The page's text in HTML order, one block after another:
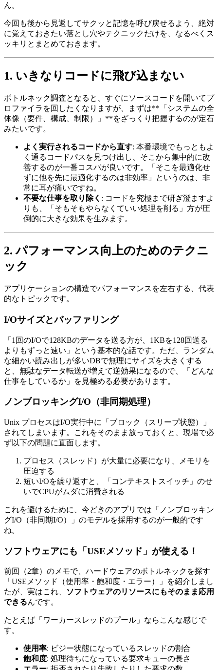
ん。
今回も後から見返してサクッと記憶を呼び戻せるよう、絶対
に覚えておきたい落とし穴やテクニックだけを、なるべくス
ッキリとまとめておきます。
1. いきなりコードに飛び込まない
ボトルネック調査となると、すぐにソースコードを開いてプ
ロファイラを回したくなりますが、まずは**「システムの全
体像（要件、構成、制限）」**をざっくり把握するのが定石
みたいです。
よく実行されるコードから直す: 本番環境でもっともよ
く通るコードパスを見つけ出し、そこから集中的に改
善するのが一番コスパが良いです。「そこを最適化せ
ずに他を先に最適化するのは非効率」というのは、非
常に耳が痛いですね。
不要な仕事を取り除く : コードを究極まで研ぎ澄ますよ
りも、「そもそもやらなくていい処理を削る」方が圧
倒的に大きな効果を生みます。
2. パフォーマンス向上のためのテクニ
ック
アプリケーションの構造でパフォーマンスを左右する、代表
的なトピックです。
I/Oサイズとバッファリング
「1回のI/Oで128KBのデータを送る方が、1KBを128回送る
よりもずっと速い」という基本的な話です。ただ、ランダム
な細かい読み出しが多いDBで無理にサイズを大きくする
と、無駄なデータ転送が増えて逆効果になるので、「どんな
仕事をしているか」を見極める必要があります。
ノンブロッキングI/O（非同期処理）
Unix プロセスはI/O実行中に「ブロック（スリープ状態）」
されてしまいます。これをそのまま放っておくと、現場で必
ず以下の問題に直面します。
プロセス（スレッド）が大量に必要になり、メモリを
圧迫する
短いI/Oを繰り返すと、「コンテキストスイッチ」のせ
いでCPUがムダに消費される
これを避けるために、今どきのアプリでは「ノンブロッキン
グI/O（非同期I/O）」のモデルを採用するのが一般的です
ね。
ソフトウェアにも「USEメソッド」が使える！
前回（2章）のメモで、ハードウェアのボトルネックを探す
「USEメソッド（使用率・飽和度・エラー）」を紹介しまし
たが、実はこれ、
ソフトウェアのリソースにもそのまま応用
できるんです。
たとえば「ワーカースレッドのプール」ならこんな感じで
す。
使用率: ビジー状態になっているスレッドの割合
飽和度: 処理待ちになっている要求キューの長さ